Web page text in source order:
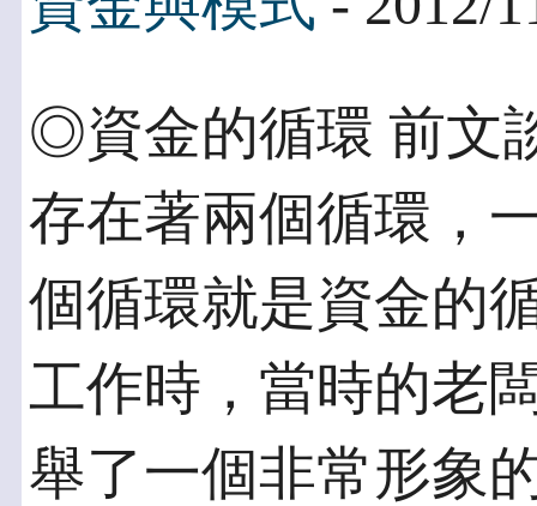
◎資金的循環 前文
存在著兩個循環，
個循環就是資金的
工作時，當時的老
舉了一個非常形象